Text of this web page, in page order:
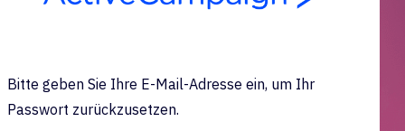
Bitte geben Sie Ihre E-Mail-Adresse ein, um Ihr
Passwort zurückzusetzen.